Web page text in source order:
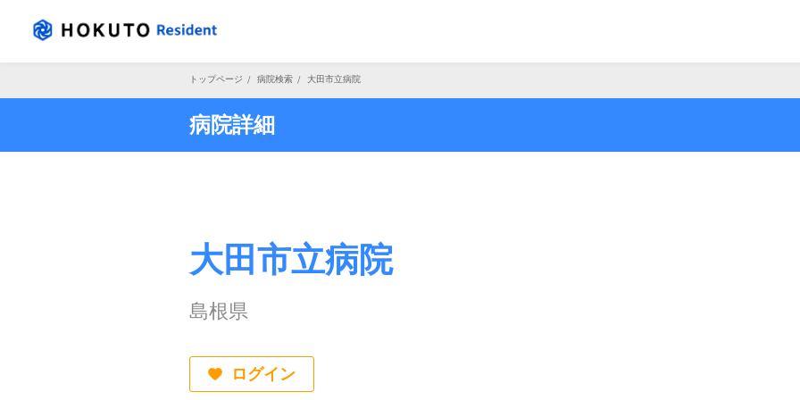
トップページ / 病院検索 / 大田市立病院
病院詳細
大田市立病院
島根県
ログイン